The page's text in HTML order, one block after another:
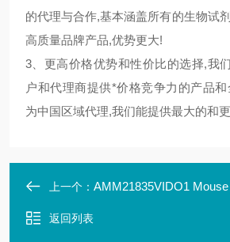
的代理与合作,基本涵盖所有的生物试
高质量品牌产品,优势更大!
3、更高价格优势和性价比的选择,我
户和代理商提供*价格竞争力的产品
为中国区域代理,我们能提供最大的和
上一个： AMM21835VIDO1 Mouse Monoclonal
返回列表